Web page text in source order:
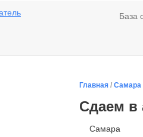
База
Главная / Самара
Сдаем в
Самара